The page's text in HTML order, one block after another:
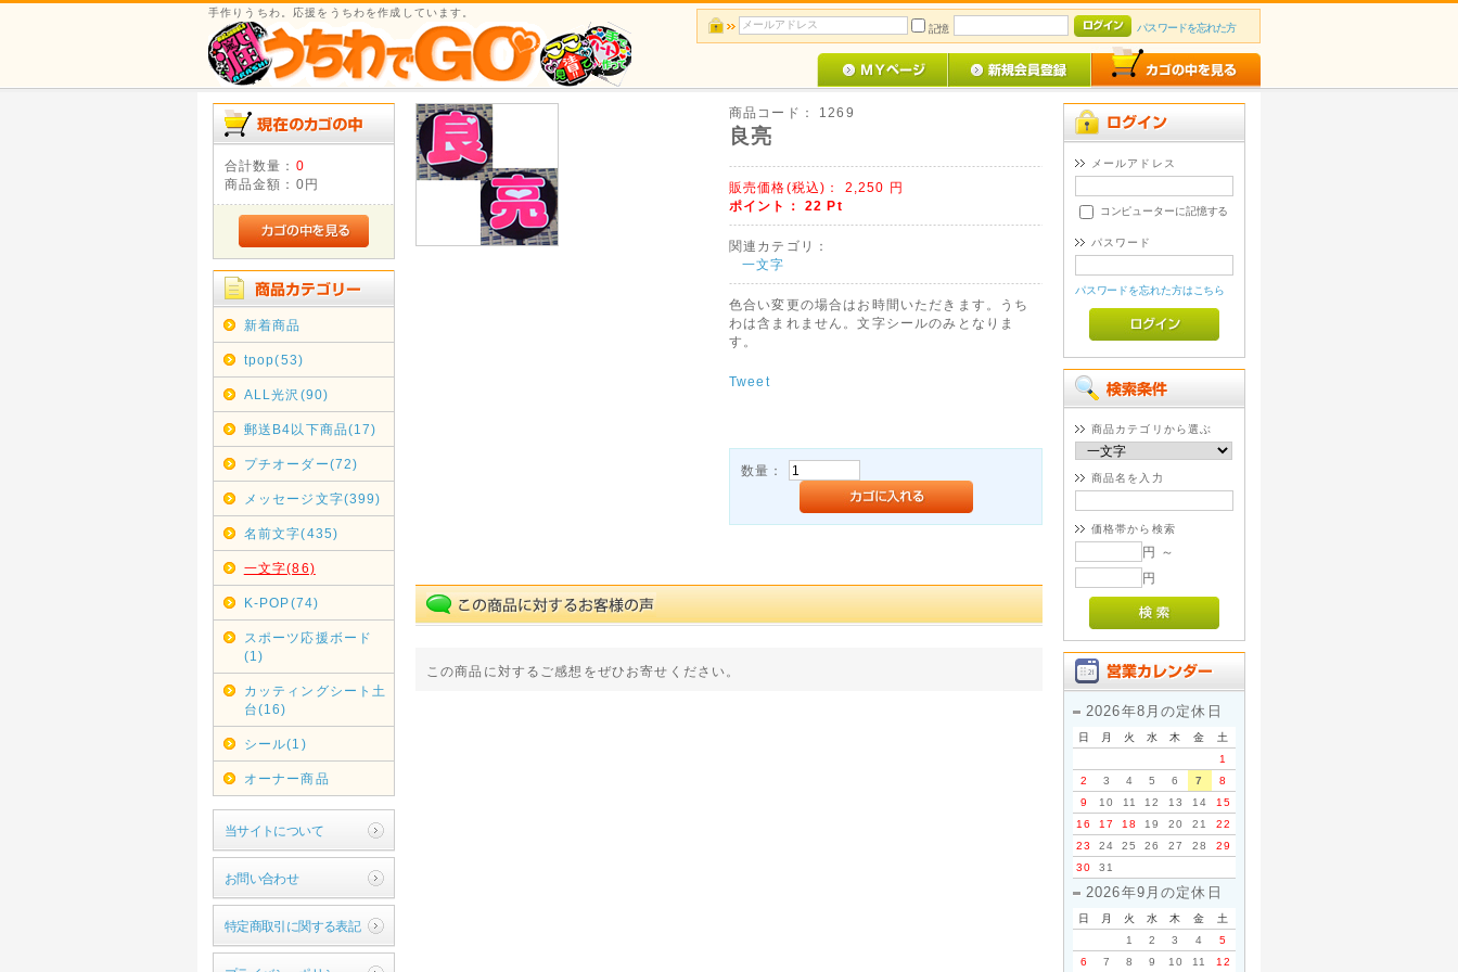
手作りうちわ。応援をうちわを作成しています。
記憶
パスワードを忘れた方
合計数量： 0
商品金額： 0円
新着商品
tpop(53)
ALL光沢(90)
郵送B4以下商品(17)
プチオーダー(72)
メッセージ文字(399)
名前文字(435)
一文字(86)
K-POP(74)
スポーツ応援ボード
(1)
カッティングシート土
台(16)
シール(1)
オーナー商品
当サイトについて
お問い合わせ
特定商取引に関する表記
商品コード： 1269
良亮
販売価格(税込)： 2,250 円
ポイント： 22 Pt
関連カテゴリ：
一文字
色合い変更の場合はお時間いただきます。うち
わは含まれません。文字シールのみとなりま
す。
Tweet
数量：
この商品に対するご感想をぜひお寄せください。
メールアドレス
コンピューターに記憶する
パスワード
パスワードを忘れた方はこちら
商品カテゴリから選ぶ
商品名を入力
価格帯から検索
円 ～
円
2026年8月の定休日
日 月 火 水 木 金
土
1
2
3 4 5 6 7
8
9
10 11 12 13 14
15
16
17 18 19 20 21
22
23
24 25 26 27 28
29
30
31
2026年9月の定休日
日 月 火 水 木 金
土
1
2 3 4
5
6
7 8 9 10 11 12